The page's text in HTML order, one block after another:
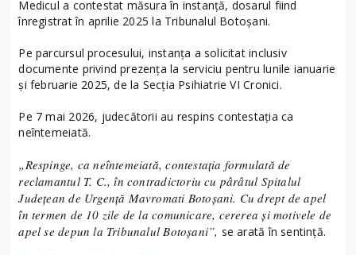
Medicul a contestat măsura în instanță, dosarul fiind
înregistrat în aprilie 2025 la Tribunalul Botoșani.
Pe parcursul procesului, instanța a solicitat inclusiv
documente privind prezența la serviciu pentru lunile ianuarie
și februarie 2025, de la Secția Psihiatrie VI Cronici.
Pe 7 mai 2026, judecătorii au respins contestația ca
neîntemeiată.
„Respinge, ca neîntemeiată, contestația formulată de
reclamantul T. C., în contradictoriu cu pârâtul Spitalul
Județean de Urgență Mavromati Botoșani. Cu drept de apel
în termen de 10 zile de la comunicare, cererea și motivele de
apel se depun la Tribunalul Botoșani”, se arată în sentință.